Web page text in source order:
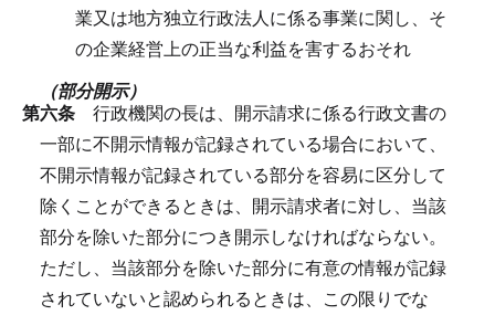
業又は地方独立行政法人に係る事業に関し、そ
の企業経営上の正当な利益を害するおそれ
（部分開示）
第六条 行政機関の長は、開示請求に係る行政文書の
一部に不開示情報が記録されている場合において、
不開示情報が記録されている部分を容易に区分して
除くことができるときは、開示請求者に対し、当該
部分を除いた部分につき開示しなければならない。
ただし、当該部分を除いた部分に有意の情報が記録
されていないと認められるときは、この限りでな